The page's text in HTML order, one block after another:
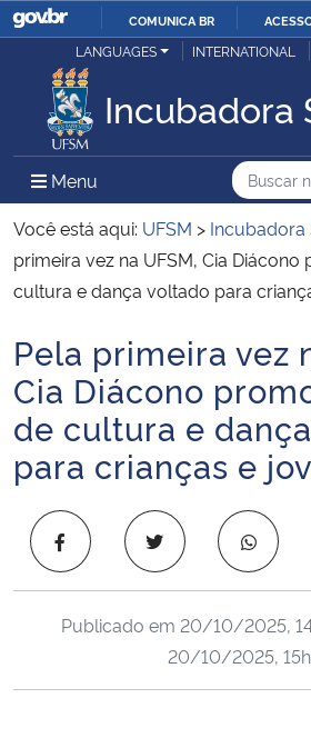
IR
O
COMUNICA BR
Ministério da Justiça e Segurança Pública
Ministério da Defesa
Ministério das Relações Exteriores
Ministério da Economia
Ministério da Infraestrutura
Ministério da Agricultura, Pecuária e
Ministério da Educação
Ministério da Cidadania
Ministério da Saúde
Ministério de Minas e Energia
Ministério da Ciência, Tecnologia, Inovações e
LANGUAGES INTERNATIONAL
Incubadora
Menu Menu Principal do Sítio
Busca
Busca:
Você está aqui: UFSM > Incubadora
primeira vez na UFSM, Cia
cultura e dança voltado para
Início do conteúdo
Pela primeira vez
Cia Diácono
de cultura e
para crianças e
Publicado em 20/10/2025,
20/10/2025,